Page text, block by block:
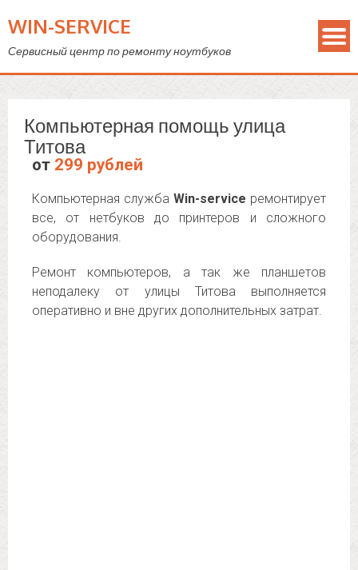
WIN-SERVICE
Сервисный центр по ремонту ноутбуков
Компьютерная помощь улица
Титова
от 299 рублей
Компьютерная служба Win-service ремонтирует
все, от нетбуков до принтеров и сложного
оборудования.
Ремонт компьютеров, а так же планшетов
неподалеку от улицы Титова выполняется
оперативно и вне других дополнительных затрат.